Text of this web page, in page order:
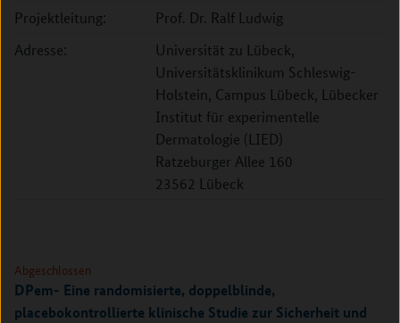
Projektleitung:
Prof. Dr. Ralf Ludwig
Adresse:
Universität zu Lübeck,
Universitätsklinikum Schleswig-
Holstein, Campus Lübeck, Lübecker
Institut für experimentelle
Dermatologie (LIED)
Ratzeburger Allee 160
23562 Lübeck
Abgeschlossen
DPem- Eine randomisierte, doppelblinde,
placebokontrollierte klinische Studie zur Sicherheit und